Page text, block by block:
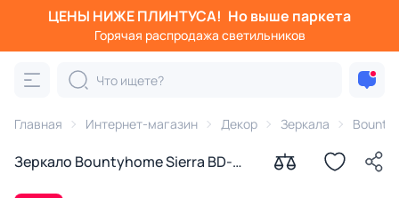
ЦЕНЫ НИЖЕ ПЛИНТУСА! Но выше паркета
Горячая распродажа светильников
Главная Интернет-магазин Декор Зеркала
Зеркало Bountyhome Sierra BD-